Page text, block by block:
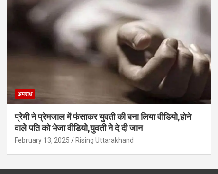
अपराध
प्रेमी ने प्रेमजाल में फंसाकर युवती की बना लिया वीडियो,होने
वाले पत‍ि को भेजा वीड‍ियो,युवती ने दे दी जान
February 13, 2025 Rising Uttarakhand